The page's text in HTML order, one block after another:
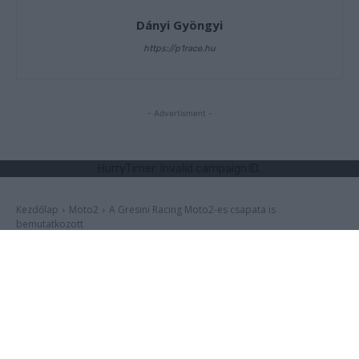
Dányi Gyöngyi
https://p1race.hu
- Advertisment -